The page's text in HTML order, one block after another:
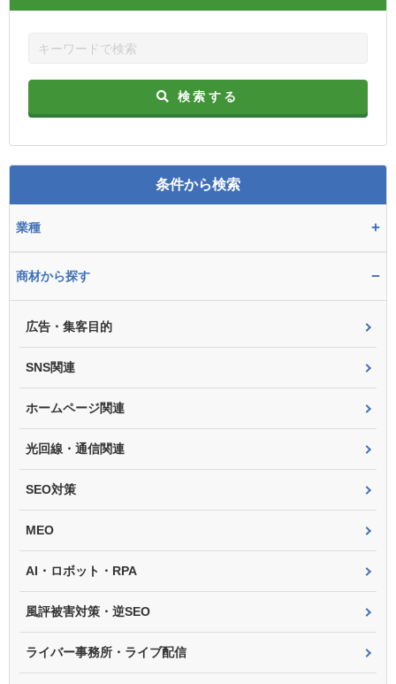
検索する
条件から検索
業種 +
商材から探す −
広告・集客目的
SNS関連
ホームページ関連
光回線・通信関連
SEO対策
MEO
AI・ロボット・RPA
風評被害対策・逆SEO
ライバー事務所・ライブ配信